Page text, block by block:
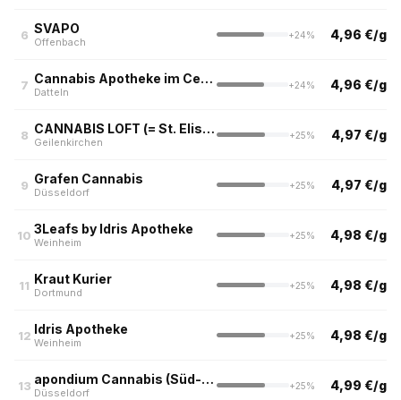
6 SVAPO
Offenbach
+24% 4,96 €/g
7 Cannabis Apotheke im Centr-o-med
Datteln
+24% 4,96 €/g
8 CANNABIS LOFT (= St. Elisabeth Apotheke)
Geilenkirchen
+25% 4,97 €/g
9 Grafen Cannabis
Düsseldorf
+25% 4,97 €/g
10 3Leafs by Idris Apotheke
Weinheim
+25% 4,98 €/g
11 Kraut Kurier
Dortmund
+25% 4,98 €/g
12 Idris Apotheke
Weinheim
+25% 4,98 €/g
13 apondium Cannabis (Süd-Apotheke, Düsseldorf)
Düsseldorf
+25% 4,99 €/g